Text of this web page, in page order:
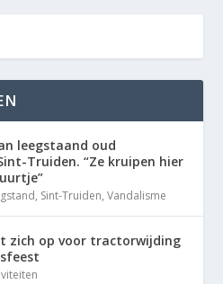
leegstaand oud
Truiden. “Ze kruipen hier
, Sint-Truiden,Vandalisme
zich op voor tractorwijding